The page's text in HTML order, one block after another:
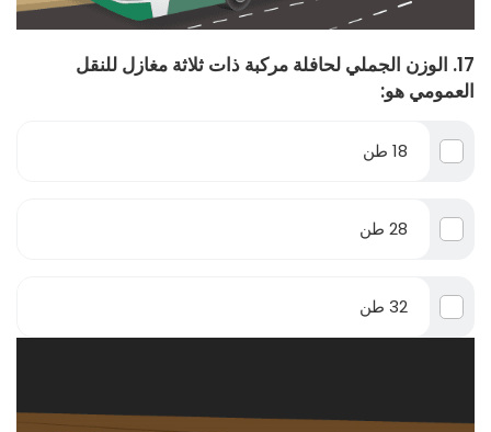
17. الوزن الجملي لحافلة مركبة ذات ثلاثة مغازل للنقل
العمومي هو:
18 طن
28 طن
32 طن